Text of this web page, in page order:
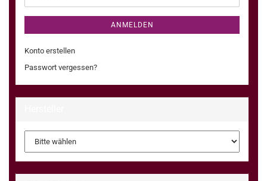
ANMELDEN
Konto erstellen
Passwort vergessen?